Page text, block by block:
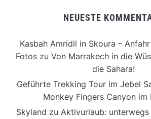
NEUESTE
Kasbah Amridil in Skoura –
Fotoszu Von Marrakech in die
die Sahara!
Geführte Trekking Tour im Jebel
Monkey Fingers Canyon im
Skyland zu Aktivurlaub: